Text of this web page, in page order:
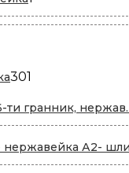
товар
301
ти гранник,
нержавейка А2-